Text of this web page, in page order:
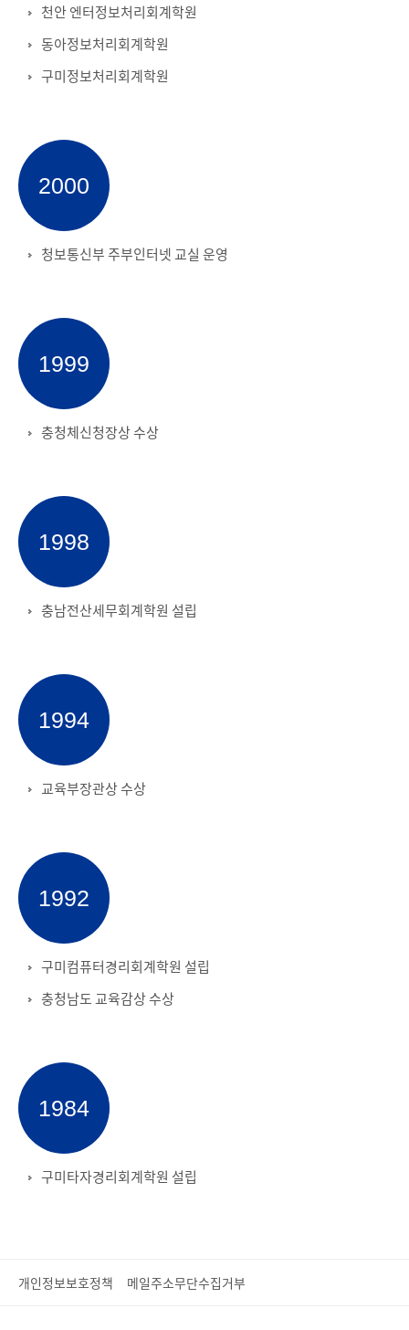
천안 엔터정보처리회계학원
동아정보처리회계학원
구미정보처리회계학원
2000
청보통신부 주부인터넷 교실 운영
1999
충청체신청장상 수상
1998
충남전산세무회계학원 설립
1994
교육부장관상 수상
1992
구미컴퓨터경리회계학원 설립
충청남도 교육감상 수상
1984
구미타자경리회계학원 설립
개인정보보호정책 메일주소무단수집거부